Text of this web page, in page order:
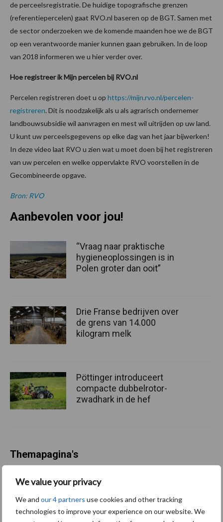
We value your privacy
We and our 4 partners use cookies and other tracking
technologies to improve your experience on our website. We
de perceelsregistratie. De huidige topografische grenzen
(referentiepercelen) gaat RVO.nl baseren op de BGT. Samen met
de sector onderzoeken we de komende maanden hoe we de BGT
op een verantwoorde manier kunnen gaan gebruiken. In de loop
van 2018 informeren we u hier verder over.
Hoe registreer ik Mijn percelen bij RVO.nl
Percelen registreren doet u op https://mijn.rvo.nl/percelen-
registreren. Dit is noodzakelijk als u als agrarisch ondernemer
landbouwsubsidie wil aanvragen en mest wil uitrijden op uw land.
U kunt uw perceelsgegevens op elke dag van het jaar bijwerken!
In deze video laat RVO u zien wat u moet doen bij het registreren
van uw percelen en welke oppervlakte RVO voorstellen in de
Gecombineerde opgave.
Bron: RVO
Aanbevolen voor jou!
“Vraag naar praktische
hygieneoplossingen is in
Polen groter dan ooit”
Drie Franse bedrijven over
de grens van 14.000
kilogram melk
Pöttinger introduceert
compacte dubbelrotor-
zwadhark in de hef
Themapagina's
Diergezondheid Bemesting